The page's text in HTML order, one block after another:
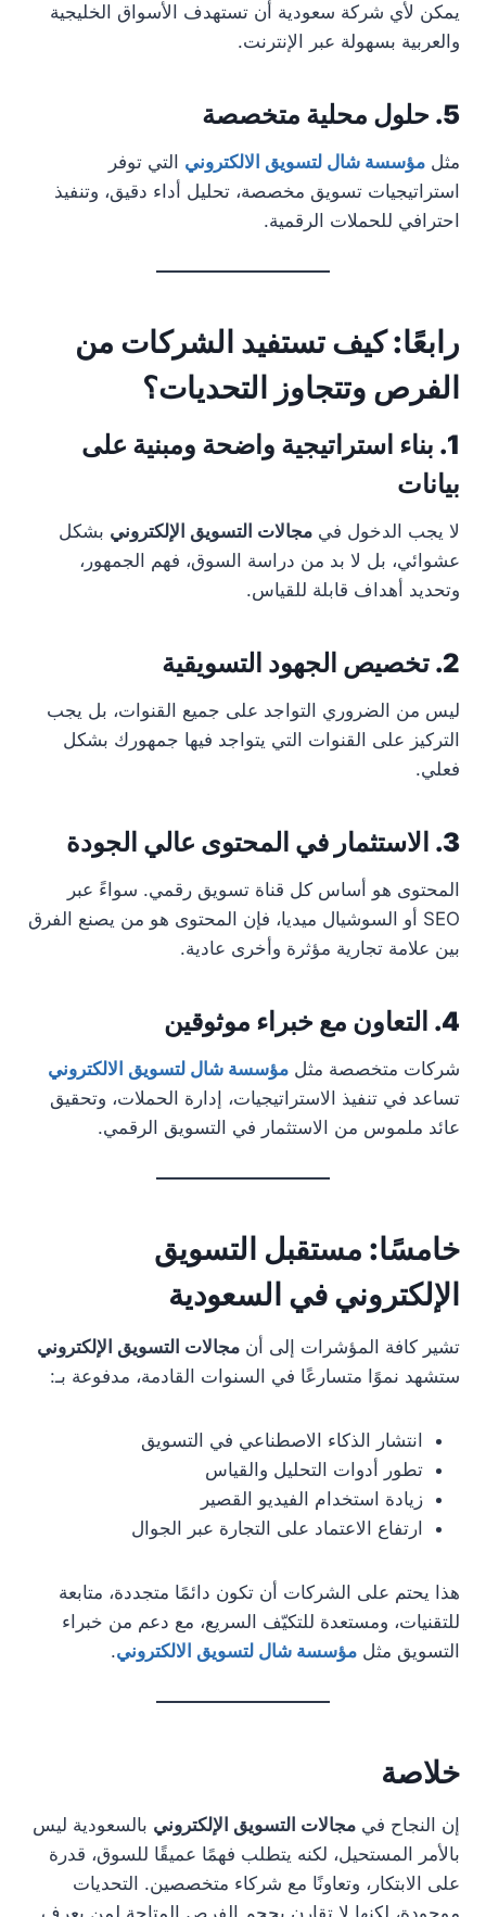
يمكن لأي شركة سعودية أن تستهدف الأسواق الخليجية
والعربية بسهولة عبر الإنترنت.
5. حلول محلية متخصصة
مثل مؤسسة شال لتسويق الالكتروني التي توفر
استراتيجيات تسويق مخصصة، تحليل أداء دقيق، وتنفيذ
احترافي للحملات الرقمية.
رابعًا: كيف تستفيد الشركات من
الفرص وتتجاوز التحديات؟
1. بناء استراتيجية واضحة ومبنية على
بيانات
لا يجب الدخول في مجالات التسويق الإلكتروني بشكل
عشوائي، بل لا بد من دراسة السوق، فهم الجمهور،
وتحديد أهداف قابلة للقياس.
2. تخصيص الجهود التسويقية
ليس من الضروري التواجد على جميع القنوات، بل يجب
التركيز على القنوات التي يتواجد فيها جمهورك بشكل
فعلي.
3. الاستثمار في المحتوى عالي الجودة
المحتوى هو أساس كل قناة تسويق رقمي. سواءً عبر
SEO أو السوشيال ميديا، فإن المحتوى هو من يصنع الفرق
بين علامة تجارية مؤثرة وأخرى عادية.
4. التعاون مع خبراء موثوقين
شركات متخصصة مثل مؤسسة شال لتسويق الالكتروني
تساعد في تنفيذ الاستراتيجيات، إدارة الحملات، وتحقيق
عائد ملموس من الاستثمار في التسويق الرقمي.
خامسًا: مستقبل التسويق
الإلكتروني في السعودية
تشير كافة المؤشرات إلى أن مجالات التسويق الإلكتروني
ستشهد نموًا متسارعًا في السنوات القادمة، مدفوعة بـ:
انتشار الذكاء الاصطناعي في التسويق
تطور أدوات التحليل والقياس
زيادة استخدام الفيديو القصير
ارتفاع الاعتماد على التجارة عبر الجوال
هذا يحتم على الشركات أن تكون دائمًا متجددة، متابعة
للتقنيات، ومستعدة للتكيّف السريع، مع دعم من خبراء
التسويق مثل مؤسسة شال لتسويق الالكتروني.
خلاصة
إن النجاح في مجالات التسويق الإلكتروني بالسعودية ليس
بالأمر المستحيل، لكنه يتطلب فهمًا عميقًا للسوق، قدرة
على الابتكار، وتعاونًا مع شركاء متخصصين. التحديات